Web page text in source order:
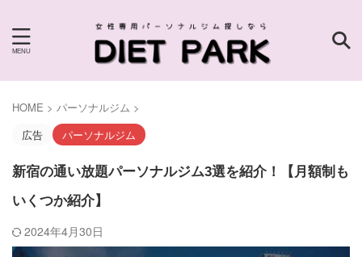
HOME > パーソナルジム >
広告
パーソナルジム
新宿の通い放題パーソナルジム3選を紹介！【月額制も
いくつか紹介】
2024年4月30日